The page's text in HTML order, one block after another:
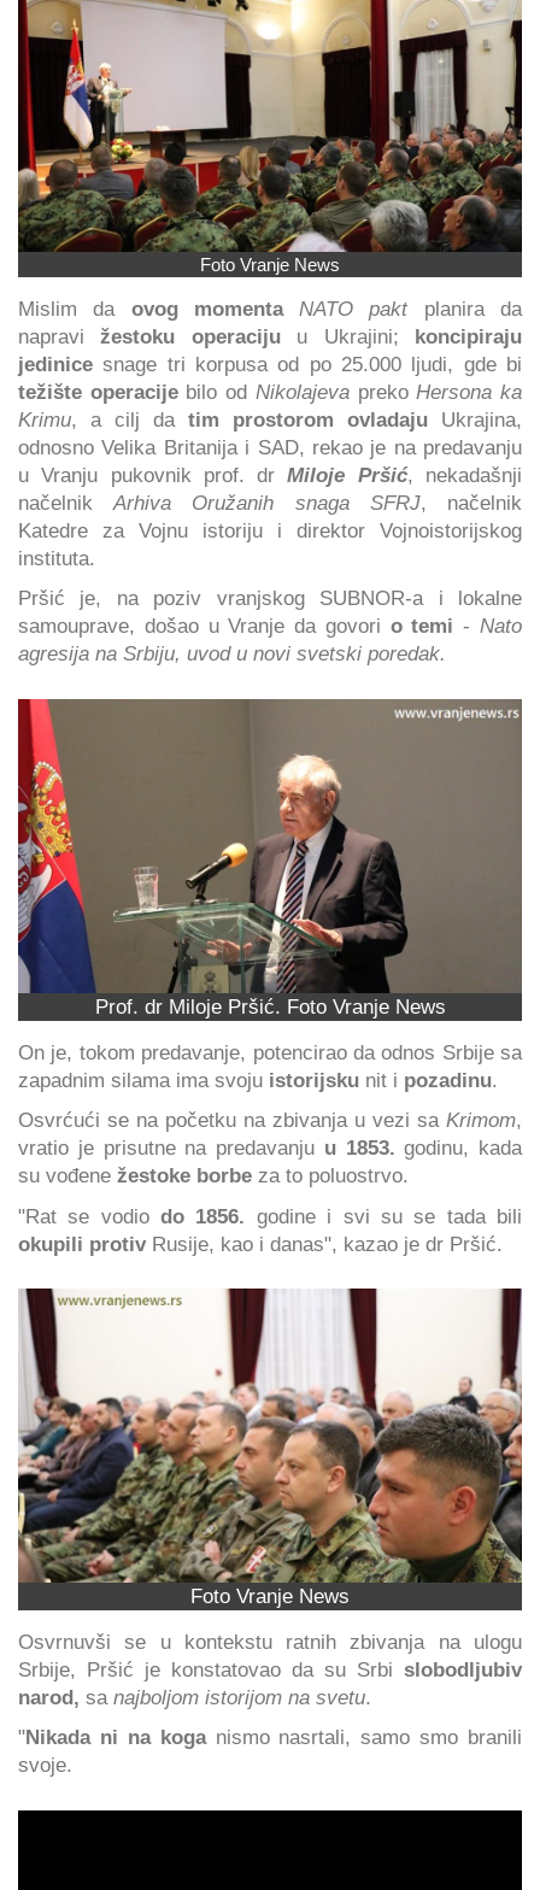
Foto Vranje News
Mislim da ovog momenta NATO paktplanira da
napravižestoku operacijuu Ukrajini; koncipiraju
jedinice snage tri korpusa od po 25.000 ljudi, gde bi
težište operacijebilo od NikolajevaprekoHersona ka
Krimu, a cilj da tim prostorom ovladaju Ukrajina,
odnosno Velika Britanija i SAD, rekao je na predavanju
u Vranju pukovnik prof. drMiloje Pršić, nekadašnji
načelnikArhiva Oružanih snaga SFRJ, načelnik
Katedre za Vojnu istoriju i direktor Vojnoistorijskog
instituta.
Pršić je, na poziv vranjskog SUBNOR-a i lokalne
samouprave, došao u Vranje da govori o temi -Nato
agresija na Srbiju, uvod u novi svetski poredak.
Prof. dr Miloje Pršić. Foto Vranje News
On je, tokom predavanje, potencirao da odnos Srbije sa
zapadnim silama ima svoju istorijsku nit i pozadinu.
Osvrćući se na početku na zbivanja u vezi sa Krimom,
vratio je prisutne na predavanju u 1853.godinu, kada
su vođene žestoke borbe za to poluostrvo.
"Rat se vodiodo 1856. godine i svi su se tada bili
okupili protivRusije, kao i danas", kazao je dr Pršić.
Foto Vranje News
Osvrnuvši se u kontekstu ratnih zbivanja na ulogu
Srbije, Pršić je konstatovao da su Srbi slobodljubiv
narod, sa najboljom istorijom na svetu.
"Nikada ni na koganismo nasrtali, samo smo branili
svoje.